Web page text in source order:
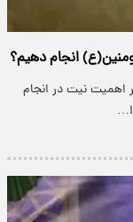
انجام دهیم؟
اهمیت نیت در انجام